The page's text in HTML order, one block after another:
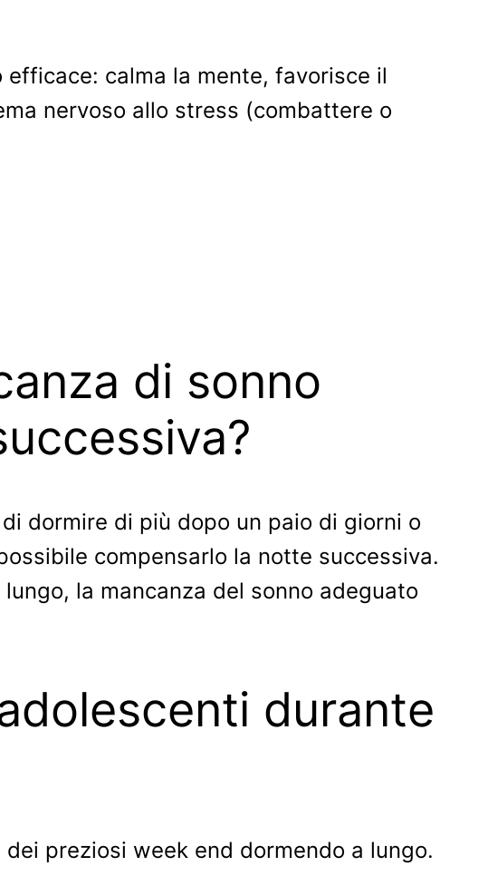
calma la mente, favorisce il
nervoso allo stress (combattere o
di sonno
dormire di più dopo un paio di giorni o
compensarlo la notte successiva.
la mancanza del sonno adeguato
durante
preziosi week end dormendo a lungo.